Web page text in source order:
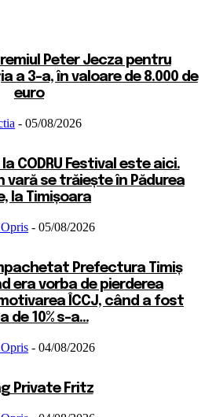
Peter Jecza pentru
a 3-a, în valoare de 8.000 de
euro
- 05/08/2026
CODRU Festival este aici.
vară se trăiește în Pădurea
la Timișoara
- 05/08/2026
Prefectura Timiș
era vorba de pierderea
ÎCCJ, când a fost
de 10% s-a...
- 04/08/2026
Private Fritz